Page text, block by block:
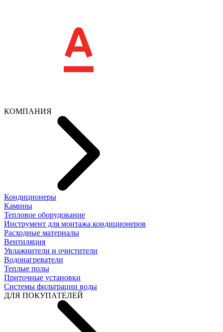
КОМПАНИЯ
Кондиционеры
Камины
Тепловое оборудование
Инструмент для монтажа кондиционеров
Расходные материалы
Вентиляция
Увлажнители и очистители
Водонагреватели
Теплые полы
Приточные установки
Системы фильтрации воды
ДЛЯ ПОКУПАТЕЛЕЙ